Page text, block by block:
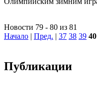
Новости 79 - 80 из 81
Начало | Пред. | 37 38 39 40
Публикации